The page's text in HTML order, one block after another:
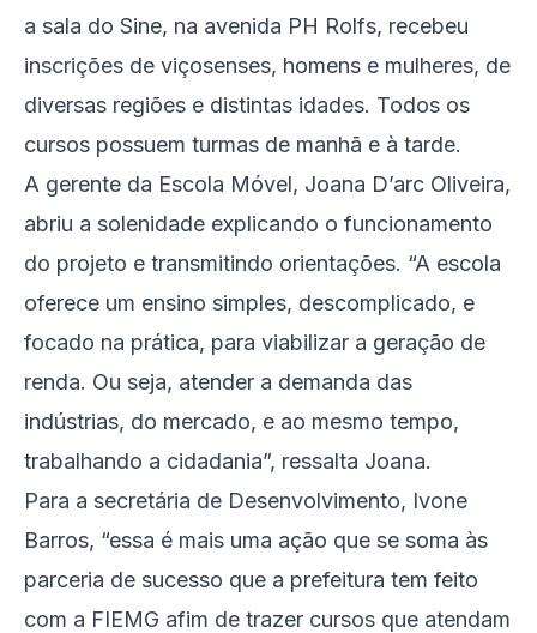
a sala do Sine, na avenida PH Rolfs, recebeu
inscrições de viçosenses, homens e mulheres, de
diversas regiões e distintas idades. Todos os
cursos possuem turmas de manhã e à tarde.
A gerente da Escola Móvel, Joana D’arc Oliveira,
abriu a solenidade explicando o funcionamento
do projeto e transmitindo orientações. “A escola
oferece um ensino simples, descomplicado, e
focado na prática, para viabilizar a geração de
renda. Ou seja, atender a demanda das
indústrias, do mercado, e ao mesmo tempo,
trabalhando a cidadania”, ressalta Joana.
Para a secretária de Desenvolvimento, Ivone
Barros, “essa é mais uma ação que se soma às
parceria de sucesso que a prefeitura tem feito
com a FIEMG afim de trazer cursos que atendam